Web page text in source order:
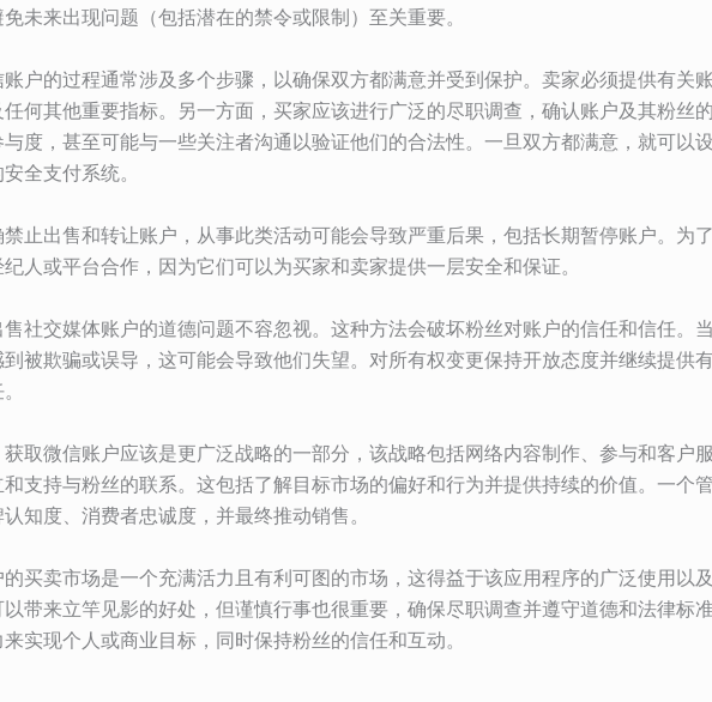
未来出现问题（包括潜在的禁令或限制）至关重要。
户的过程通常涉及多个步骤，以确保双方都满意并受到保护。卖家必须提供有关
何其他重要指标。另一方面，买家应该进行广泛的尽职调查，确认账户及其粉丝
度，甚至可能与一些关注者沟通以验证他们的合法性。一旦双方都满意，就可以
全支付系统。
止出售和转让账户，从事此类活动可能会导致严重后果，包括长期暂停账户。为
人或平台合作，因为它们可以为买家和卖家提供一层安全和保证。
社交媒体账户的道德问题不容忽视。这种方法会破坏粉丝对账户的信任和信任。
被欺骗或误导，这可能会导致他们失望。对所有权变更保持开放态度并继续提供
取微信账户应该是更广泛战略的一部分，该战略包括网络内容制作、参与和客户
和支持与粉丝的联系。这包括了解目标市场的偏好和行为并提供持续的价值。一个
知度、消费者忠诚度，并最终推动销售。
买卖市场是一个充满活力且有利可图的市场，这得益于该应用程序的广泛使用以
带来立竿见影的好处，但谨慎行事也很重要，确保尽职调查并遵守道德和法律标
实现个人或商业目标，同时保持粉丝的信任和互动。